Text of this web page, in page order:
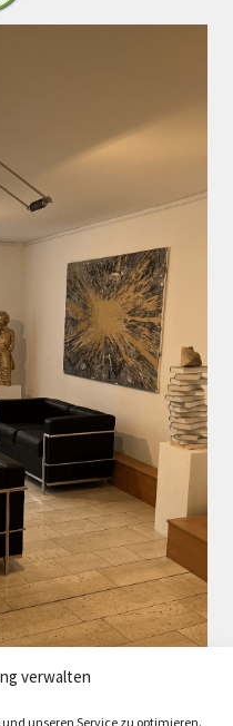
verwalten
unseren Service zu optimieren.